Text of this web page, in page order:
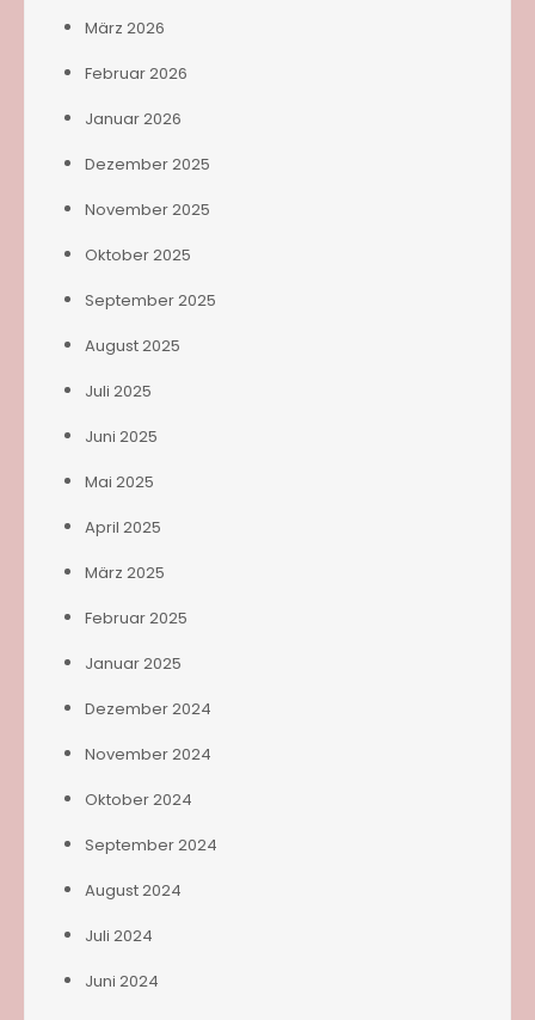
März 2026
Februar 2026
Januar 2026
Dezember 2025
November 2025
Oktober 2025
September 2025
August 2025
Juli 2025
Juni 2025
Mai 2025
April 2025
März 2025
Februar 2025
Januar 2025
Dezember 2024
November 2024
Oktober 2024
September 2024
August 2024
Juli 2024
Juni 2024